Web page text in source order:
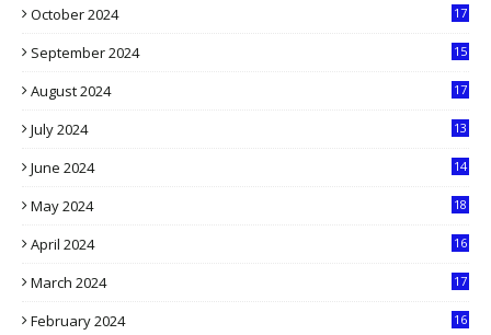
October 2024
17
September 2024
15
August 2024
17
July 2024
13
June 2024
14
May 2024
18
April 2024
16
March 2024
17
February 2024
16